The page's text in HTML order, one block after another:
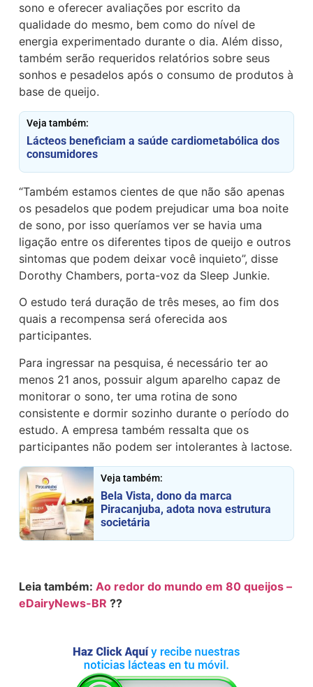
sono e oferecer avaliações por escrito da
qualidade do mesmo, bem como do nível de
energia experimentado durante o dia. Além disso,
também serão requeridos relatórios sobre seus
sonhos e pesadelos após o consumo de produtos à
base de queijo.
Veja também:
Lácteos beneficiam a saúde cardiometabólica dos
consumidores
“Também estamos cientes de que não são apenas
os pesadelos que podem prejudicar uma boa noite
de sono, por isso queríamos ver se havia uma
ligação entre os diferentes tipos de queijo e outros
sintomas que podem deixar você inquieto”, disse
Dorothy Chambers, porta-voz da Sleep Junkie.
O estudo terá duração de três meses, ao fim dos
quais a recompensa será oferecida aos
participantes.
Para ingressar na pesquisa, é necessário ter ao
menos 21 anos, possuir algum aparelho capaz de
monitorar o sono, ter uma rotina de sono
consistente e dormir sozinho durante o período do
estudo. A empresa também ressalta que os
participantes não podem ser intolerantes à lactose.
Veja também:
Bela Vista, dono da marca
Piracanjuba, adota nova estrutura
societária
Leia também:Ao redor do mundo em 80 queijos –
eDairyNews-BR ??